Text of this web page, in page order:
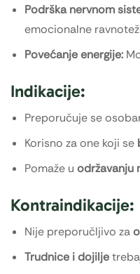
Podrška nervnom
emocionalne
Povećanje energije:
Indikacije:
Preporučuje se
Korisno za one koji se
Pomaže u održavanju
Kontraindikacije:
Nije preporučljivo za
Trudnice i dojilje